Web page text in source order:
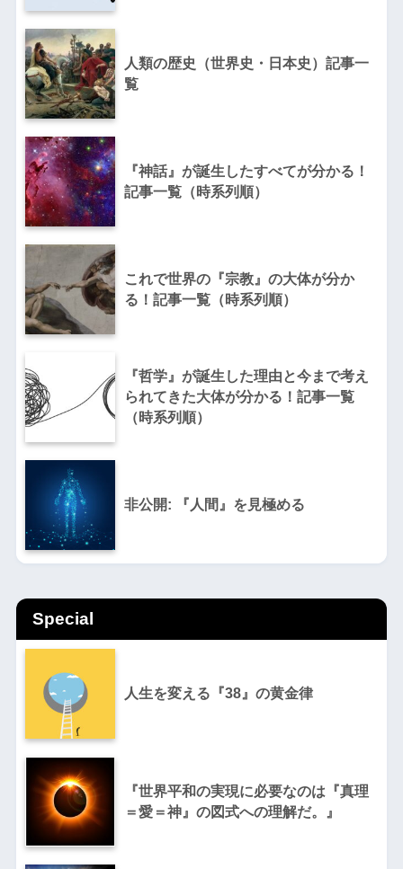
人類の歴史（世界史・日本史）記事一
覧
『神話』が誕生したすべてが分かる！
記事一覧（時系列順）
これで世界の『宗教』の大体が分か
る！記事一覧（時系列順）
『哲学』が誕生した理由と今まで考え
られてきた大体が分かる！記事一覧
（時系列順）
非公開: 『人間』を見極める
Special
人生を変える『38』の黄金律
『世界平和の実現に必要なのは『真理
＝愛＝神』の図式への理解だ。』